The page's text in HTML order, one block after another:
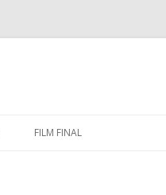
FILM FINAL